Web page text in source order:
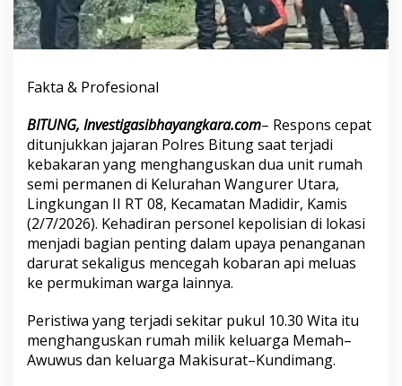
Fakta & Profesional
BITUNG, Investigasibhayangkara.com– Respons cepat
ditunjukkan jajaran Polres Bitung saat terjadi
kebakaran yang menghanguskan dua unit rumah
semi permanen di Kelurahan Wangurer Utara,
Lingkungan II RT 08, Kecamatan Madidir, Kamis
(2/7/2026). Kehadiran personel kepolisian di lokasi
menjadi bagian penting dalam upaya penanganan
darurat sekaligus mencegah kobaran api meluas
ke permukiman warga lainnya.
Peristiwa yang terjadi sekitar pukul 10.30 Wita itu
menghanguskan rumah milik keluarga Memah–
Awuwus dan keluarga Makisurat–Kundimang.